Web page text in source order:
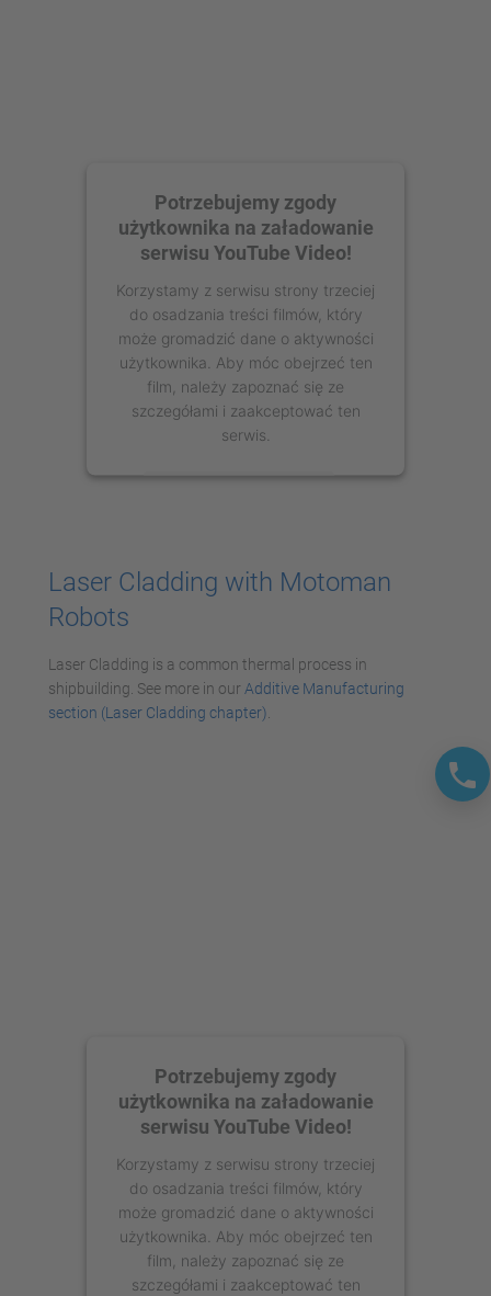
Potrzebujemy zgody
użytkownika na załadowanie
serwisu YouTube Video!
Korzystamy z serwisu strony trzeciej
do osadzania treści filmów, który
może gromadzić dane o aktywności
użytkownika. Aby móc obejrzeć ten
film, należy zapoznać się ze
szczegółami i zaakceptować ten
serwis.
powered byUsercentrics Consent
Laser Cladding with Motoman
Robots
Laser Cladding is a common thermal process in
shipbuilding. See more in our Additive Manufacturing
section (Laser Cladding chapter)
Potrzebujemy zgody
użytkownika na załadowanie
serwisu YouTube Video!
Korzystamy z serwisu strony trzeciej
do osadzania treści filmów, który
może gromadzić dane o aktywności
użytkownika. Aby móc obejrzeć ten
film, należy zapoznać się ze
szczegółami i zaakceptować ten